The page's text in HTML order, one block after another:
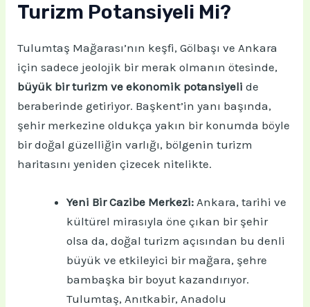
Turizm Potansiyeli Mi?
Tulumtaş Mağarası’nın keşfi, Gölbaşı ve Ankara
için sadece jeolojik bir merak olmanın ötesinde,
büyük bir turizm ve ekonomik potansiyeli de
beraberinde getiriyor. Başkent’in yanı başında,
şehir merkezine oldukça yakın bir konumda böyle
bir doğal güzelliğin varlığı, bölgenin turizm
haritasını yeniden çizecek nitelikte.
Yeni Bir Cazibe Merkezi: Ankara, tarihi ve
kültürel mirasıyla öne çıkan bir şehir
olsa da, doğal turizm açısından bu denli
büyük ve etkileyici bir mağara, şehre
bambaşka bir boyut kazandırıyor.
Tulumtaş, Anıtkabir, Anadolu